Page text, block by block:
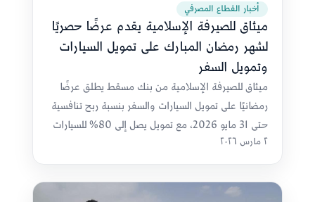
أخبار القطاع المصرفي
ميثاق للصيرفة الإسلامية يقدم عرضًا حصريًا
لشهر رمضان المبارك على تمويل السيارات
وتمويل السفر
ميثاق للصيرفة الإسلامية من بنك مسقط يطلق عرضًا
رمضانيًا على تمويل السيارات والسفر بنسبة ربح تنافسية
حتى 31 مايو 2026، مع تمويل يصل إلى 80% للسيارات
و100% للسفر وإعفاء من رسوم تمويل العمرة
٢ مارس ٢٠٢٦